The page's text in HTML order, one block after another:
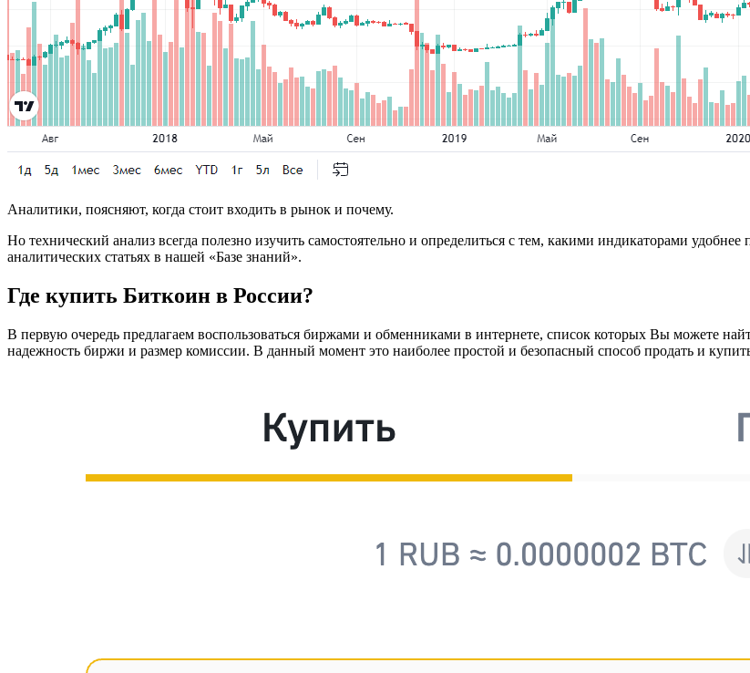
Аналитики, поясняют, когда стоит входить в рынок и почему.
Но технический анализ всегда полезно изучить самостоятельно и определиться с тем, какими индикаторами
аналитических статьях в нашей «Базе знаний».
Где купить Биткоин в России?
В первую очередь предлагаем воспользоваться биржами и обменниками в интернете, список которых Вы можете
надежность биржи и размер комиссии. В данный момент это наиболее простой и безопасный способ продать и